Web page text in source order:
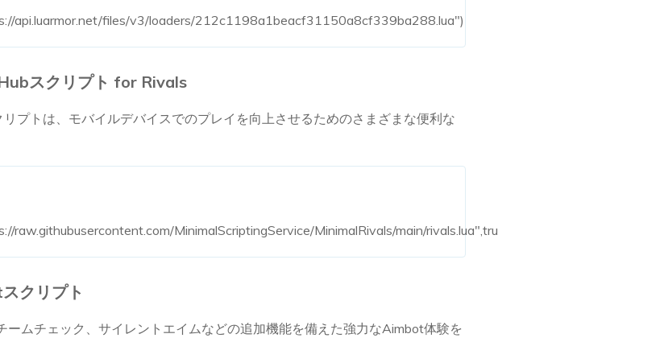
api.luarmor.net/files/v3/loaders/212c1198a1beacf31150a8cf339ba288.lua")
スクリプト for Rivals
プトは、モバイルデバイスでのプレイを向上させるためのさまざまな便利な
raw.githubusercontent.com/MinimalScriptingService/MinimalRivals/main/rivals.lua",true))
クリプト
ームチェック、サイレントエイムなどの追加機能を備えた強力なAimbot体験を